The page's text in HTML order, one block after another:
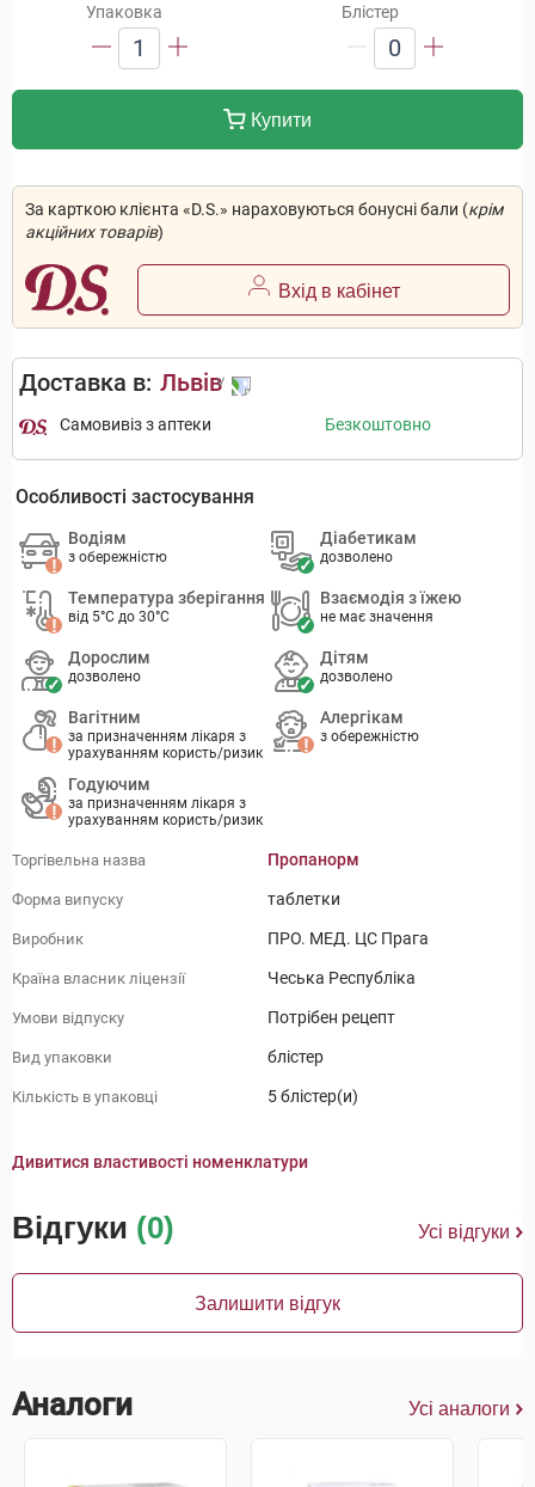
Упаковка
1
Блістер
0
Купити
За карткою клієнта «D.S.» нараховуються бонусні бали (крім
акційних товарів)
Вхід в кабінет
Доставка в: Львів
Самовивіз з аптеки Безкоштовно
Особливості застосування
Водіям
з обережністю
Діабетикам
дозволено
Температура зберігання
від 5°C до 30°C
Взаємодія з їжею
не має значення
Дорослим
дозволено
Дітям
дозволено
Вагітним
за призначенням лікаря з
урахуванням користь/ризик
Алергікам
з обережністю
Годуючим
за призначенням лікаря з
урахуванням користь/ризик
Торгівельна назва Пропанорм
Форма випуску таблетки
Виробник ПРО. МЕД. ЦС Прага
Країна власник ліцензії Чеська Республіка
Умови відпуску Потрібен рецепт
Вид упаковки блістер
Кількість в упаковці 5 блістер(и)
Дивитися властивості номенклатури
Відгуки (0) Усі відгуки
Залишити відгук
Аналоги Усі аналоги